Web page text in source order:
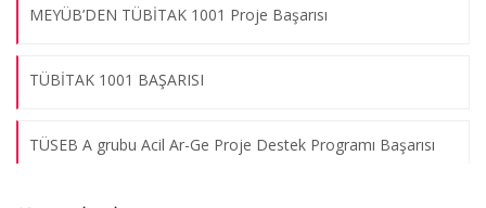
MEYÜB’DEN TÜBİTAK 1001 Proje Başarısı
TÜBİTAK 1001 BAŞARISI
TÜSEB A grubu Acil Ar-Ge Proje Destek Programı Başarısı
Girişimcilik Etkinliğimiz Çalıştay Programı ile Tamamlandı!